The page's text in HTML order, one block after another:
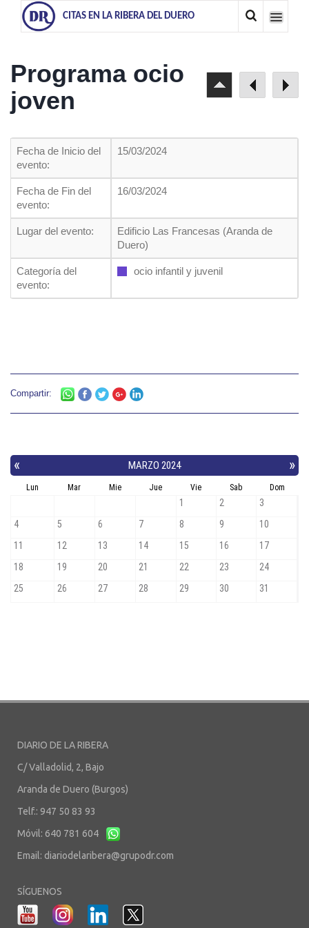
CITAS EN LA RIBERA DEL DUERO
Programa ocio
joven
Fecha de Inicio del
evento:
15/03/2024
Fecha de Fin del
evento:
16/03/2024
Lugar del evento:
Edificio Las Francesas (Aranda de
Duero)
Categoría del
evento:
ocio infantil y juvenil
Compartir:
DIARIO DE LA RIBERA
C/ Valladolid, 2, Bajo
Aranda de Duero (Burgos)
Telf.: 947 50 83 93
Móvil: 640 781 604
Email: diariodelaribera@grupodr.com
SÍGUENOS